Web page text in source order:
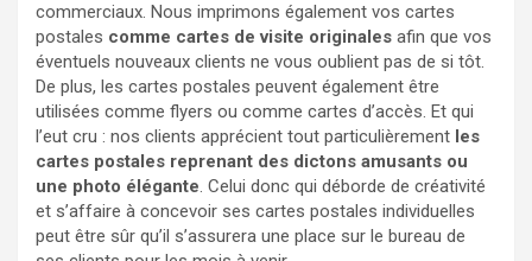
commerciaux. Nous imprimons également vos cartes
postales comme cartes de visite originales afin que vos
éventuels nouveaux clients ne vous oublient pas de si tôt.
De plus, les cartes postales peuvent également être
utilisées comme flyers ou comme cartes d’accès. Et qui
l’eut cru : nos clients apprécient tout particulièrement les
cartes postales reprenant des dictons amusants ou
une photo élégante. Celui donc qui déborde de créativité
et s’affaire à concevoir ses cartes postales individuelles
peut être sûr qu’il s’assurera une place sur le bureau de